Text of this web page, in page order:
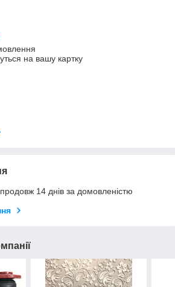
на вашу картку
14 днів за домовленістю